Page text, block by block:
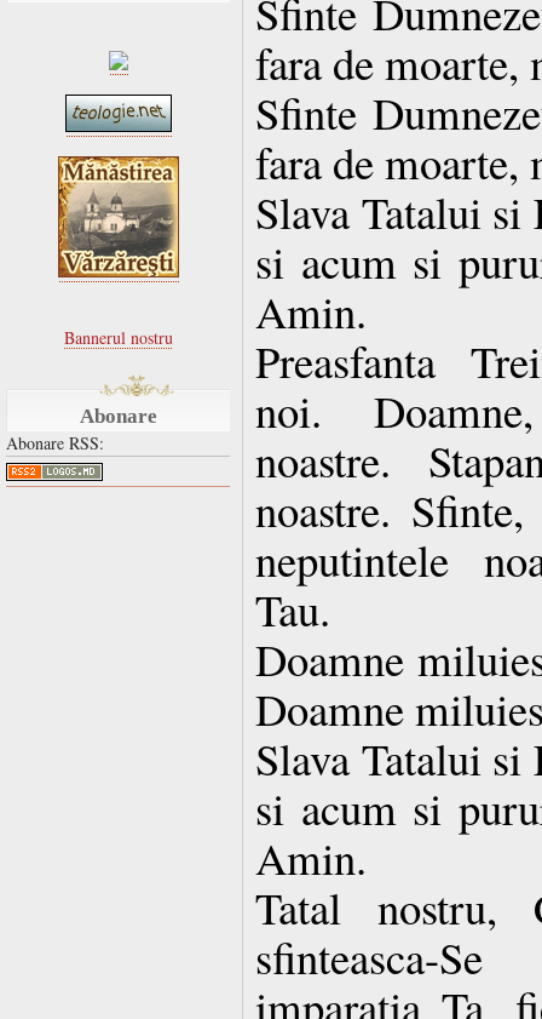
Bannerul nostru
Abonare
Abonare RSS:
Sfinte
fara de moarte,
Sfinte
fara de moarte,
Slava Tatalui
si acum si
Amin.
Preasfanta
noi.
noastre.
noastre.
neputintele
Tau.
Doamne
Doamne
Slava Tatalui
si acum si
Amin.
Tatal
sfinteasca-
imparatia Ta,